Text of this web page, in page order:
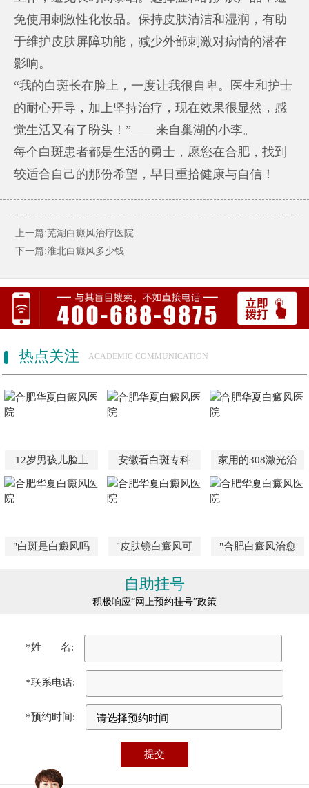
免使用刺激性化妆品。保持皮肤清洁和湿润，有助
于维护皮肤屏障功能，减少外部刺激对病情的潜在
影响。
“我的白斑长在脸上，一度让我很自卑。医生和护士
的耐心开导，加上坚持治疗，现在效果很显然，感
觉生活又有了盼头！”——来自巢湖的小李。
每个白斑患者都是生活的勇士，愿您在合肥，找到
较适合自己的那份希望，早日重拾健康与自信！
上一篇:芜湖白癜风治疗医院
下一篇:淮北白癜风多少钱
热点关注 ACADEMIC COMMUNICATION
12岁男孩儿脸上 安徽看白斑专科 家用的308激光治
"白斑是白癜风吗 "皮肤镜白癜风可 "合肥白癜风治愈
自助挂号
积极响应“网上预约挂号”政策
*姓 名:
*联系电话:
*预约时间: